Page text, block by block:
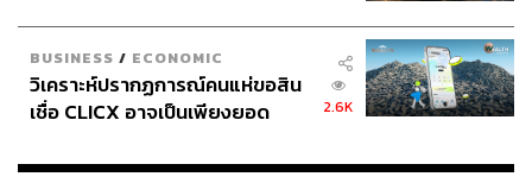
BUSINESS / ECONOMIC
วิเคราะห์ปรากฏการณ์คนแห่ขอสิน
เชื่อ CLICX อาจเป็นเพียงยอด
เรือนไทยที่ถูกซุกไว้
2.6K